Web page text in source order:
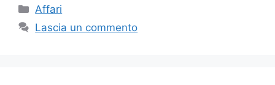
Categorie
Affari
Lascia un commento